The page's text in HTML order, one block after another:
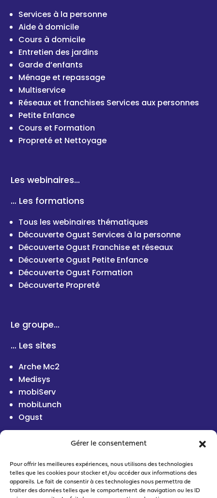
Gérer le consentement
Pour offrir les meilleures expériences, nous utilisons des technologies
telles que les cookies pour stocker et/ou accéder aux informations des
appareils. Le fait de consentir à ces technologies nous permettra de
traiter des données telles que le comportement de navigation ou les ID
Services à la personne
Aide à domicile
Cours à domicile
Entretien des jardins
Garde d’enfants
Ménage et repassage
Multiservice
Réseaux et franchises Services aux personnes
Petite Enfance
Cours et Formation
Propreté et Nettoyage
Les webinaires…
… Les formations
Tous les webinaires thématiques
Découverte Ogust Services à la personne
Découverte Ogust Franchise et réseaux
Découverte Ogust Petite Enfance
Découverte Ogust Formation
Découverte Propreté
Le groupe…
… Les sites
Arche Mc2
Medisys
mobiServ
mobiLunch
Ogust